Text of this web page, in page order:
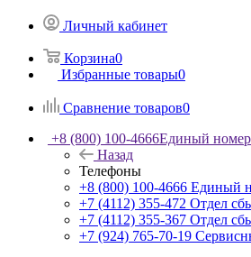
Личный кабинет
Корзина0
Избранные товары0
Сравнение товаров0
+8 (800) 100-4666Единый номер
Назад
Телефоны
+8 (800) 100-4666 Единый
+7 (4112) 355-472 Отдел
+7 (4112) 355-367 Отдел
+7 (924) 765-70-19